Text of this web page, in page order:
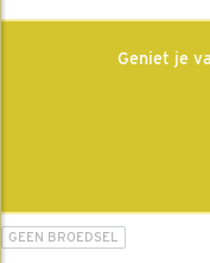
Geniet je
GEEN BROEDSEL